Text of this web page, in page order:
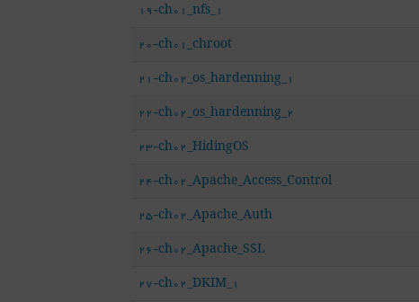
19-ch01_nfs_1
20-ch01_chroot
21-ch02_os_hardenning_1
22-ch02_os_hardenning_2
23-ch02_HidingOS
24-ch02_Apache_Access_Control
25-ch02_Apache_Auth
26-ch02_Apache_SSL
27-ch02_DKIM_1